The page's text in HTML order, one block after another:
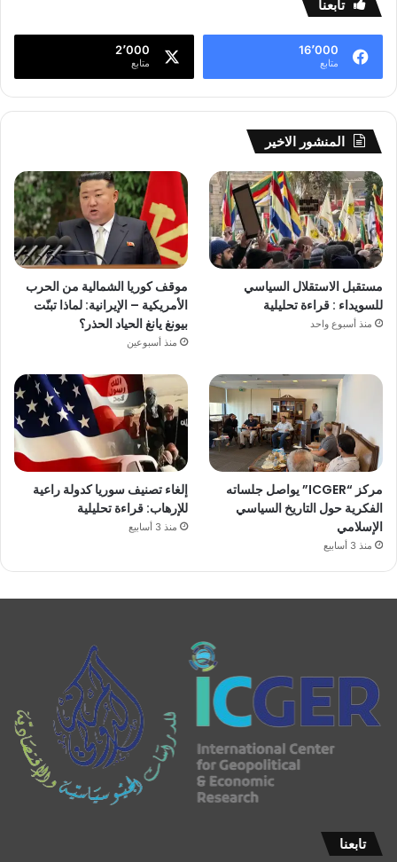
تابعنا
16٬000
متابع
2٬000
متابع
المنشور الاخير
مستقبل الاستقلال السياسي
للسويداء : قراءة تحليلية
منذ أسبوع واحد
موقف كوريا الشمالية من الحرب
الأمريكية – الإيرانية: لماذا تبنّت
بيونغ يانغ الحياد الحذر؟
منذ أسبوعين
مركز “ICGER” يواصل جلساته
الفكرية حول التاريخ السياسي
الإسلامي
منذ 3 أسابيع
إلغاء تصنيف سوريا كدولة راعية
للإرهاب: قراءة تحليلية
منذ 3 أسابيع
تابعنا